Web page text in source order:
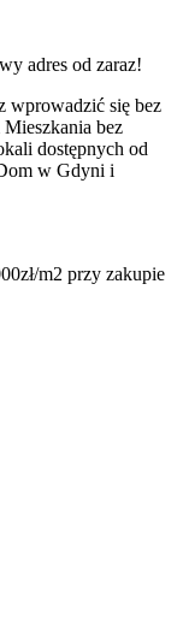
adres od zaraz!
wprowadzić się bez
bez
dostępnych od
w Gdyni i
m2 przy zakupie